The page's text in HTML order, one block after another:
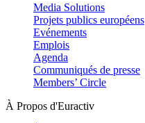
Media Solutions
Projets publics européens
Evénements
Emplois
Agenda
Communiqués de presse
Members’ Circle
À Propos d'Euractiv